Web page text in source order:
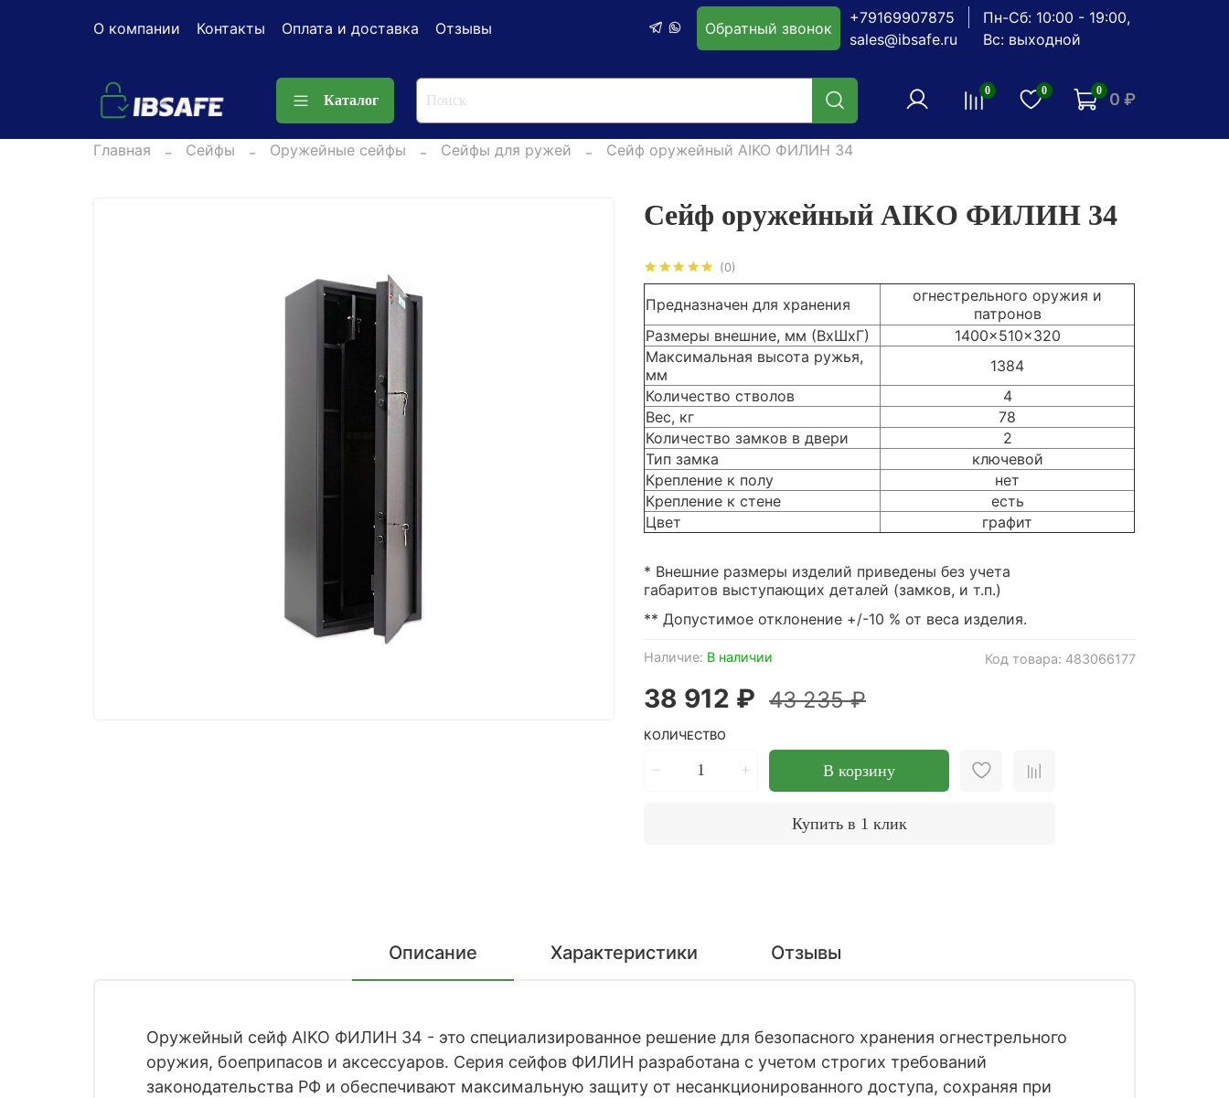
О компании Контакты Оплата и доставка Отзывы Обратный звонок
+79169907875
sales@ibsafe.ru
Пн-Сб: 10:00 - 19:00,
Вс: выходной
Каталог
0 0 0 0 ₽
Главная Сейфы Оружейные сейфы Сейфы для ружей Сейф оружейный AIKO ФИЛИН 34
(0)
Код товара: 483066177
Наличие: В наличии
Сейф оружейный AIKO ФИЛИН 34
38 912 ₽ 43 235 ₽
КОЛИЧЕСТВО
В корзину
Купить в 1 клик
Предназначен для хранения
огнестрельного оружия и
патронов
Размеры внешние, мм (ВхШхГ)
1400x510x320
Максимальная высота ружья,
мм
1384
Количество стволов
4
Вес, кг
78
Количество замков в двери
2
Тип замка
ключевой
Крепление к полу
нет
Крепление к стене
есть
Цвет
графит
* Внешние размеры изделий приведены без учета
габаритов выступающих деталей (замков, и т.п.)
** Допустимое отклонение +/-10 % от веса изделия.
Описание Характеристики Отзывы
Оружейный сейф AIKO ФИЛИН 34 - это специализированное решение для безопасного хранения огнестрельного
оружия, боеприпасов и аксессуаров. Серия сейфов ФИЛИН разработана с учетом строгих требований
законодательства РФ и обеспечивают максимальную защиту от несанкционированного доступа, сохраняя при